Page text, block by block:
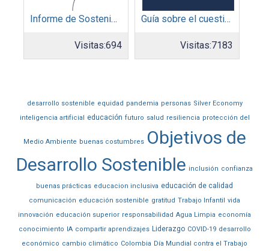
Informe de Sostenibilidad 2025: Parque Arauco
Visitas:694
Guía sobre el cuestionario: Comunicación de Progreso
Visitas:7183
desarrollo sostenible equidad pandemia personas Silver Economy
inteligencia artificial educación futuro salud resiliencia protección del
Medio Ambiente buenas costumbres Objetivos de
Desarrollo Sostenible inclusión confianza
buenas prácticas educacion inclusiva educación de calidad
comunicación educación sostenible gratitud Trabajo Infantil vida
innovación educación superior responsabilidad Agua Limpia economía
conocimiento IA compartir aprendizajes Liderazgo COVID-19 desarrollo
económico cambio climático Colombia Día Mundial contra el Trabajo